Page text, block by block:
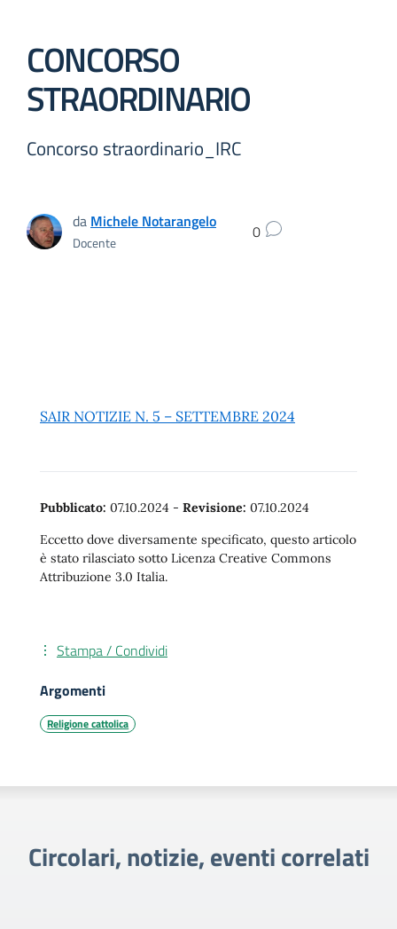
CONCORSO
STRAORDINARIO
Concorso straordinario_IRC
da Michele Notarangelo
Docente 0
SAIR NOTIZIE N. 5 – SETTEMBRE 2024
Pubblicato: 07.10.2024 - Revisione: 07.10.2024
Eccetto dove diversamente specificato, questo articolo
è stato rilasciato sotto Licenza Creative Commons
Attribuzione 3.0 Italia.
Stampa / Condividi
Argomenti
Religione cattolica
Circolari, notizie, eventi correlati